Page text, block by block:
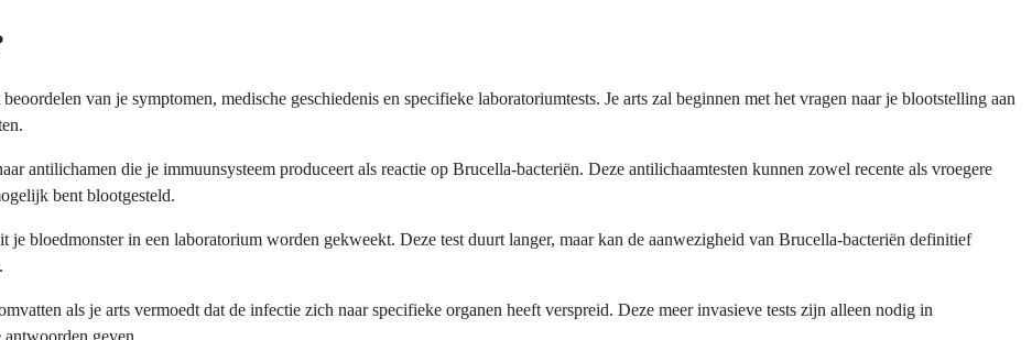
van je symptomen, medische geschiedenis en specifieke laboratoriumtests. Je arts zal beginnen met het vragen naar je blootstelling aan
antilichamen die je immuunsysteem produceert als reactie op Brucella-bacteriën. Deze antilichaamtesten kunnen zowel recente als vroegere
bent blootgesteld.
bloedmonster in een laboratorium worden gekweekt. Deze test duurt langer, maar kan de aanwezigheid van Brucella-bacteriën definitief
als je arts vermoedt dat de infectie zich naar specifieke organen heeft verspreid. Deze meer invasieve tests zijn alleen nodig in
geven.